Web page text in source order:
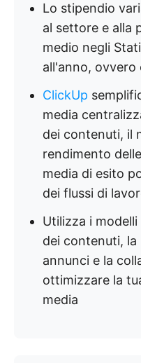
Lo stipendio
al settore e alla
medio negli
all'anno, ovvero
ClickUp
media
dei contenuti, il
rendimento
media di esito
dei flussi di
Utilizza i
dei contenuti,
annunci e la
ottimizzare la
media